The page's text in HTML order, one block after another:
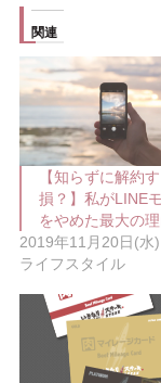
w
i
t
e
r
で
共
有
(
新
し
い
ウ
ィ
ン
ド
ウ
で
き
ま
す
)
有
す
る
に
は
ク
リ
ッ
ク
し
て
く
だ
さ
い
(
し
い
ウ
ィ
ン
ド
ウ
関連
【知らずに解約
損？】私がLINE
をやめた最大の
2019年11月20日(水)
ライフスタイル